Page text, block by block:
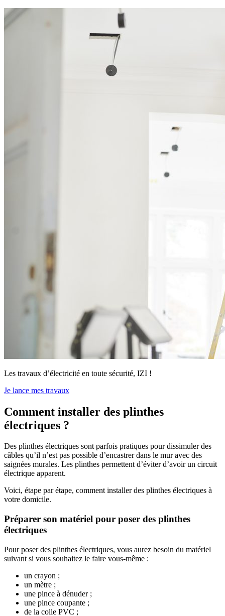
Les travaux d’électricité en toute sécurité, IZI !
Je lance mes travaux
Comment installer des plinthes
électriques ?
Des plinthes électriques sont parfois pratiques pour dissimuler des
câbles qu’il n’est pas possible d’encastrer dans le mur avec des
saignées murales. Les plinthes permettent d’éviter d’avoir un circuit
électrique apparent.
Voici, étape par étape, comment installer des plinthes électriques à
votre domicile.
Préparer son matériel pour poser des plinthes
électriques
Pour poser des plinthes électriques, vous aurez besoin du matériel
suivant si vous souhaitez le faire vous-même :
un crayon ;
un mètre ;
une pince à dénuder ;
une pince coupante ;
de la colle PVC ;